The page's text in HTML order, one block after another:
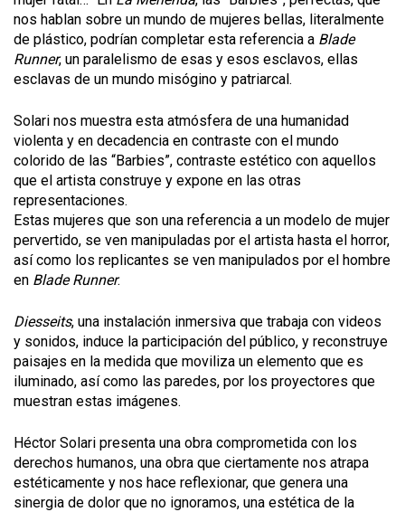
nos hablan sobre un mundo de mujeres bellas, literalmente
de plástico, podrían completar esta referencia a Blade
Runner, un paralelismo de esas y esos esclavos, ellas
esclavas de un mundo misógino y patriarcal.
Solari nos muestra esta atmósfera de una humanidad
violenta y en decadencia en contraste con el mundo
colorido de las “Barbies”, contraste estético con aquellos
que el artista construye y expone en las otras
representaciones.
Estas mujeres que son una referencia a un modelo de mujer
pervertido, se ven manipuladas por el artista hasta el horror,
así como los replicantes se ven manipulados por el hombre
en Blade Runner.
Diesseits, una instalación inmersiva que trabaja con videos
y sonidos, induce la participación del público, y reconstruye
paisajes en la medida que moviliza un elemento que es
iluminado, así como las paredes, por los proyectores que
muestran estas imágenes.
Héctor Solari presenta una obra comprometida con los
derechos humanos, una obra que ciertamente nos atrapa
estéticamente y nos hace reflexionar, que genera una
sinergia de dolor que no ignoramos, una estética de la